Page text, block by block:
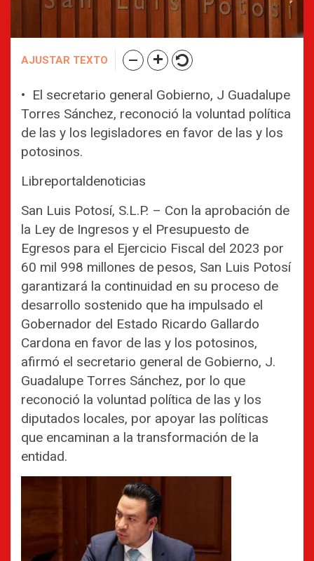
AJUSTAR TEXTO
• El secretario general Gobierno, J Guadalupe
Torres Sánchez, reconoció la voluntad política
de las y los legisladores en favor de las y los
potosinos.
Libreportaldenoticias
San Luis Potosí, S.L.P. – Con la aprobación de
la Ley de Ingresos y el Presupuesto de
Egresos para el Ejercicio Fiscal del 2023 por
60 mil 998 millones de pesos, San Luis Potosí
garantizará la continuidad en su proceso de
desarrollo sostenido que ha impulsado el
Gobernador del Estado Ricardo Gallardo
Cardona en favor de las y los potosinos,
afirmó el secretario general de Gobierno, J.
Guadalupe Torres Sánchez, por lo que
reconoció la voluntad política de las y los
diputados locales, por apoyar las políticas
que encaminan a la transformación de la
entidad.